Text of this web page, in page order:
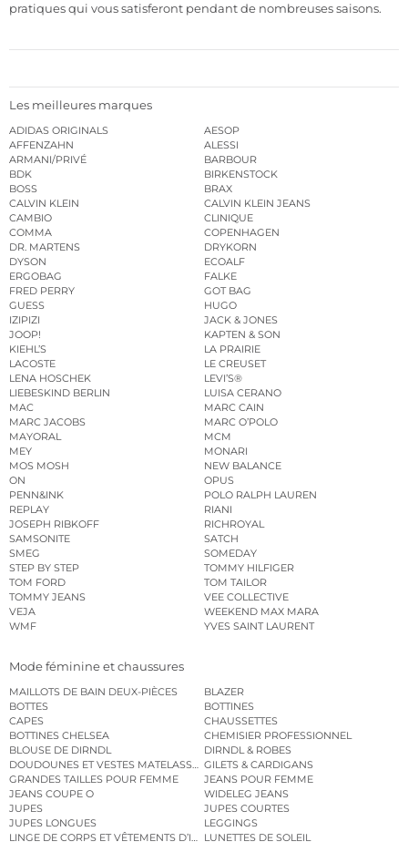
pratiques qui vous satisferont pendant de nombreuses saisons.
Les meilleures marques
ADIDAS ORIGINALS
AESOP
AFFENZAHN
ALESSI
ARMANI/PRIVÉ
BARBOUR
BDK
BIRKENSTOCK
BOSS
BRAX
CALVIN KLEIN
CALVIN KLEIN JEANS
CAMBIO
CLINIQUE
COMMA
COPENHAGEN
DR. MARTENS
DRYKORN
DYSON
ECOALF
ERGOBAG
FALKE
FRED PERRY
GOT BAG
GUESS
HUGO
IZIPIZI
JACK & JONES
JOOP!
KAPTEN & SON
KIEHL’S
LA PRAIRIE
LACOSTE
LE CREUSET
LENA HOSCHEK
LEVI’S®
LIEBESKIND BERLIN
LUISA CERANO
MAC
MARC CAIN
MARC JACOBS
MARC O’POLO
MAYORAL
MCM
MEY
MONARI
MOS MOSH
NEW BALANCE
ON
OPUS
PENN&INK
POLO RALPH LAUREN
REPLAY
RIANI
JOSEPH RIBKOFF
RICHROYAL
SAMSONITE
SATCH
SMEG
SOMEDAY
STEP BY STEP
TOMMY HILFIGER
TOM FORD
TOM TAILOR
TOMMY JEANS
VEE COLLECTIVE
VEJA
WEEKEND MAX MARA
WMF
YVES SAINT LAURENT
Mode féminine et chaussures
MAILLOTS DE BAIN DEUX-PIÈCES
BLAZER
BOTTES
BOTTINES
CAPES
CHAUSSETTES
BOTTINES CHELSEA
CHEMISIER PROFESSIONNEL
BLOUSE DE DIRNDL
DIRNDL & ROBES
DOUDOUNES ET VESTES MATELASSÉESGILETS & CARDIGANS
GRANDES TAILLES POUR FEMME
JEANS POUR FEMME
JEANS COUPE O
WIDELEG JEANS
JUPES
JUPES COURTES
JUPES LONGUES
LEGGINGS
LINGE DE CORPS ET VÊTEMENTS D’INTÉRIEURLUNETTES DE SOLEIL